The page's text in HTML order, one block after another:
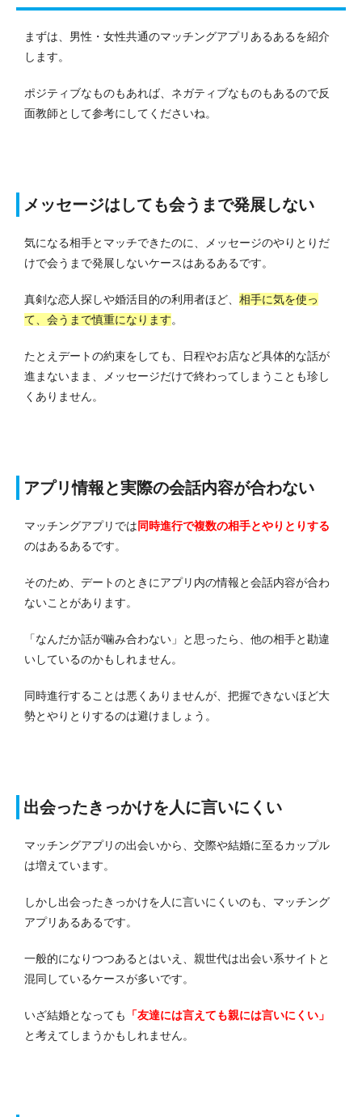
まずは、男性・女性共通のマッチングアプリあるあるを紹介
します。
ポジティブなものもあれば、ネガティブなものもあるので反
面教師として参考にしてくださいね。
メッセージはしても会うまで発展しない
気になる相手とマッチできたのに、メッセージのやりとりだ
けで会うまで発展しないケースはあるあるです。
真剣な恋人探しや婚活目的の利用者ほど、 相手に気を使っ
て、会うまで慎重になります。
たとえデートの約束をしても、日程やお店など具体的な話が
進まないまま、メッセージだけで終わってしまうことも珍し
くありません。
アプリ情報と実際の会話内容が合わない
マッチングアプリでは同時進行で複数の相手とやりとりする
のはあるあるです。
そのため、デートのときにアプリ内の情報と会話内容が合わ
ないことがあります。
「なんだか話が噛み合わない」と思ったら、他の相手と勘違
いしているのかもしれません。
同時進行することは悪くありませんが、把握できないほど大
勢とやりとりするのは避けましょう。
出会ったきっかけを人に言いにくい
マッチングアプリの出会いから、交際や結婚に至るカップル
は増えています。
しかし出会ったきっかけを人に言いにくいのも、マッチング
アプリあるあるです。
一般的になりつつあるとはいえ、親世代は出会い系サイトと
混同しているケースが多いです。
いざ結婚となっても
「友達には言えても親には言いにくい」
と考えてしまうかもしれません。